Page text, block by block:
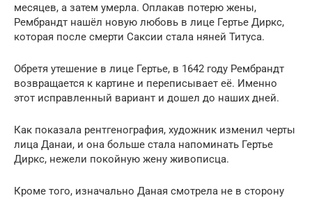
месяцев, а затем умерла. Оплакав потерю жены,
Рембрандт нашёл новую любовь в лице Гертье Диркс,
которая после смерти Саксии стала няней Титуса.
Обретя утешение в лице Гертье, в 1642 году Рембрандт
возвращается к картине и переписывает её. Именно
этот исправленный вариант и дошел до наших дней.
Как показала рентгенография, художник изменил черты
лица Данаи, и она больше стала напоминать Гертье
Диркс, нежели покойную жену живописца.
Кроме того, изначально Даная смотрела не в сторону